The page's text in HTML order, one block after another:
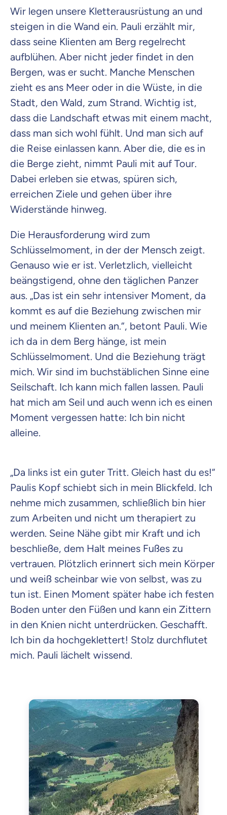
Wir legen unsere Kletterausrüstung an und
steigen in die Wand ein. Pauli erzählt mir,
dass seine Klienten am Berg regelrecht
aufblühen. Aber nicht jeder findet in den
Bergen, was er sucht. Manche Menschen
zieht es ans Meer oder in die Wüste, in die
Stadt, den Wald, zum Strand. Wichtig ist,
dass die Landschaft etwas mit einem macht,
dass man sich wohl fühlt. Und man sich auf
die Reise einlassen kann. Aber die, die es in
die Berge zieht, nimmt Pauli mit auf Tour.
Dabei erleben sie etwas, spüren sich,
erreichen Ziele und gehen über ihre
Widerstände hinweg.
Die Herausforderung wird zum
Schlüsselmoment, in der der Mensch zeigt.
Genauso wie er ist. Verletzlich, vielleicht
beängstigend, ohne den täglichen Panzer
aus. „Das ist ein sehr intensiver Moment, da
kommt es auf die Beziehung zwischen mir
und meinem Klienten an.“, betont Pauli. Wie
ich da in dem Berg hänge, ist mein
Schlüsselmoment. Und die Beziehung trägt
mich. Wir sind im buchstäblichen Sinne eine
Seilschaft. Ich kann mich fallen lassen. Pauli
hat mich am Seil und auch wenn ich es einen
Moment vergessen hatte: Ich bin nicht
alleine.
„Da links ist ein guter Tritt. Gleich hast du es!“
Paulis Kopf schiebt sich in mein Blickfeld. Ich
nehme mich zusammen, schließlich bin hier
zum Arbeiten und nicht um therapiert zu
werden. Seine Nähe gibt mir Kraft und ich
beschließe, dem Halt meines Fußes zu
vertrauen. Plötzlich erinnert sich mein Körper
und weiß scheinbar wie von selbst, was zu
tun ist. Einen Moment später habe ich festen
Boden unter den Füßen und kann ein Zittern
in den Knien nicht unterdrücken. Geschafft.
Ich bin da hochgeklettert! Stolz durchflutet
mich. Pauli lächelt wissend.